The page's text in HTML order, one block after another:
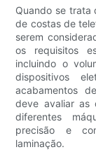
Quando se trata
de costas de
serem
os requisitos
incluindo o
dispositivos
acabamentos
deve avaliar as
diferentes
precisão e
laminação.